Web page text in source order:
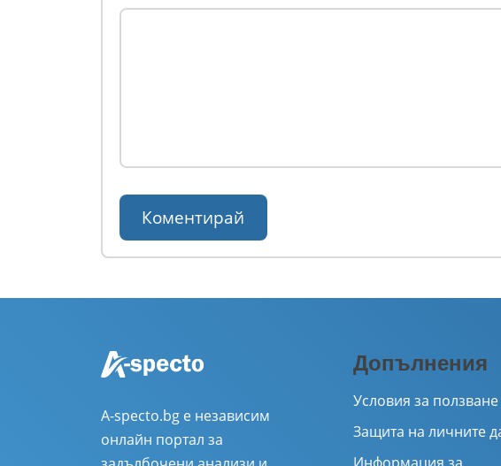
A-specto.bg е независим
онлайн портал за
Допълнения
Условия за ползване
Защита на личните